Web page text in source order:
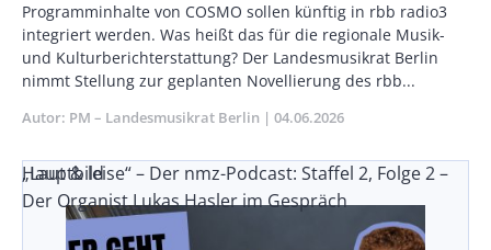
Body
Programminhalte von COSMO sollen künftig in rbb radio3
integriert werden. Was heißt das für die regionale Musik-
und Kulturberichterstattung? Der Landesmusikrat Berlin
nimmt Stellung zur geplanten Novellierung des rbb...
Autor PM – Landesmusikrat Berlin Publikationsdatum
04.06.2026
„Laut & leise“ – Der nmz-Podcast: Staffel 2, Folge 2 –
Der Organist Lukas Hasler im Gespräch
Hauptbild